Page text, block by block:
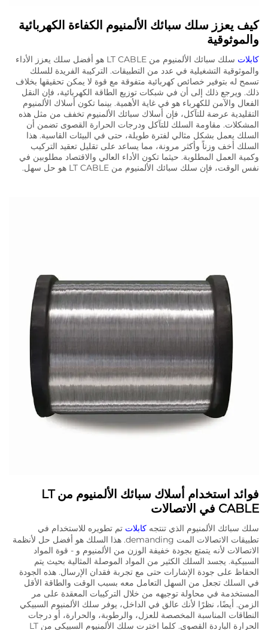
كيف يعزز سلك سبائك الألمنيوم الكفاءة الكهربائية
والموثوقية
كابلات
سلك سبائك الألمنيوم من LT CABLE هو أفضل سلك يعزز الأداء
والموثوقية التشغيلية في عدد من التطبيقات. التركيبة الفريدة للسلك
تسمح له بتوفير خصائص كهربائية متفوقة مع قوة لا يمكن تحقيقها بخلاف
ذلك. ويرجع ذلك إلى أن في شبكات توزيع الطاقة الكهربائية، فإن النقل
الفعال والآمن للكهرباء هو في غاية الأهمية. بينما تكون أسلاك الألمنيوم
التقليدية عرضة للتآكل، فإن أسلاك سبائك الألمنيوم تخفف من مثل هذه
المشكلات. مقاومة السلك للتآكل ودرجات الحرارة القصوى تضمن أن
السلك يعمل بشكل مثالي لفترة طويلة، حتى في البيئات القاسية. هذا
السلك أخف وزناً وأكثر مرونة، مما يساعد على تقليل تعقيد التركيب
وكمية العمل المطلوبة. حيثما تكون الأداء العالي والاقتصاد مطلوبين في
نفس الوقت، فإن سلك سبائك الألمنيوم من LT CABLE هو حل سهل.
فوائد استخدام أسلاك سبائك الألمنيوم من LT
CABLE في الاتصالات
سلك سبائك الألمنيوم الذي تنتجه كابلات تم تطويره للاستخدام في
تطبيقات الاتصالات المت demanding. هذا السلك هو أفضل حل لأنظمة
الاتصالات لأنه يتمتع بجودة خفيفة الوزن من الألمنيوم و - قوة المواد
السبيكية. يجسد السلك الكثير من المواد الموصلة المثالية بحيث يتم
الحفاظ على جودة الإشارات حتى مع تجربة فقدان الإرسال. هذه الجودة
في السلك تجعل من السهل التعامل معه بسبب الوقت والطاقة الأقل
المستخدمة في محاولة توجيهه من خلال التركيبات المعقدة على مر
الزمن. أيضًا، نظرًا لأنك عالق في الداخل، يوفر سلك الألمنيوم السبيكي
النطاقات المناسبة المخصصة للعزل، والرطوبة، والحرارة، أو درجات
الحرارة الباردة القصوى. كلما اخترت سلك الألمنيوم السبيكي من LT